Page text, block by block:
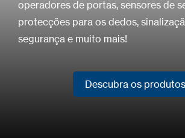
operadores de portas, sensores de
protecções para os dedos,
segurança e muito mais!
Descubra os produtos